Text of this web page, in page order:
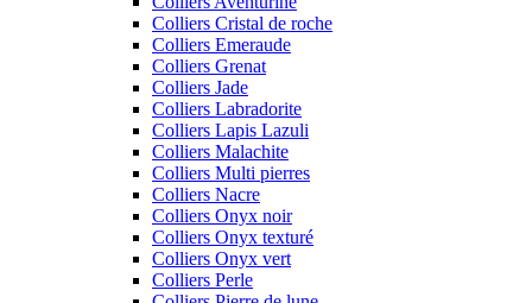
Colliers Cristal de roche
Colliers Emeraude
Colliers Grenat
Colliers Jade
Colliers Labradorite
Colliers Lapis Lazuli
Colliers Malachite
Colliers Multi pierres
Colliers Nacre
Colliers Onyx noir
Colliers Onyx texturé
Colliers Onyx vert
Colliers Perle